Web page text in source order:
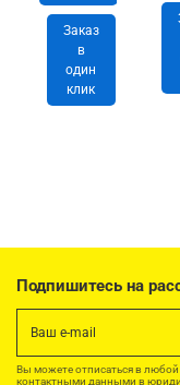
Заказ
в
один
клик
Подпишитесь на
Вы можете отписаться в
контактными данными в